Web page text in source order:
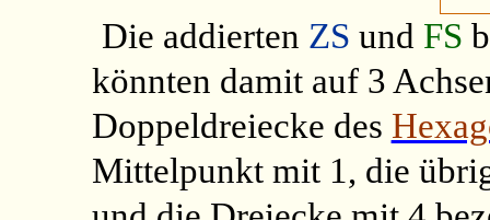
Die addierten ZS und FS
könnten damit auf 3
Doppeldreiecke des
Mittelpunkt mit 1, die